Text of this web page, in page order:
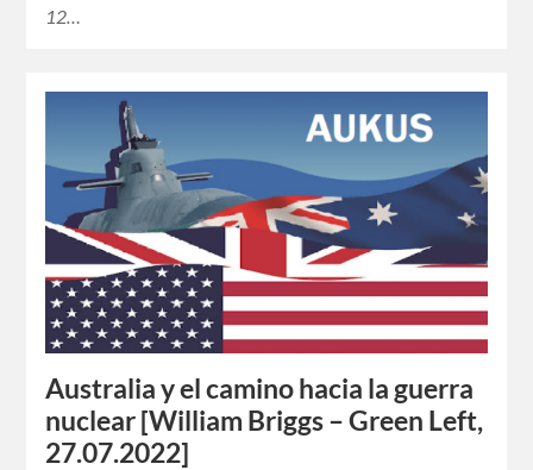
12…
Australia y el camino hacia la guerra
nuclear [William Briggs – Green Left,
27.07.2022]